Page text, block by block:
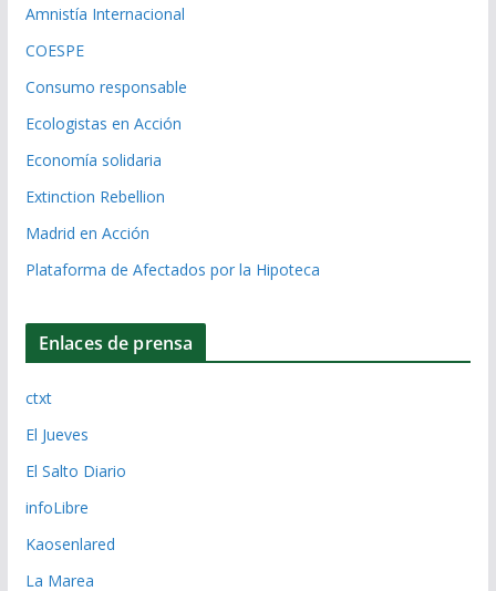
Amnistía Internacional
COESPE
Consumo responsable
Ecologistas en Acción
Economía solidaria
Extinction Rebellion
Madrid en Acción
Plataforma de Afectados por la Hipoteca
Enlaces de prensa
ctxt
El Jueves
El Salto Diario
infoLibre
Kaosenlared
La Marea